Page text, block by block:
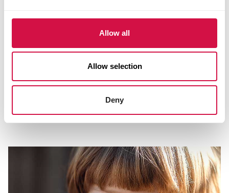
Allow all
Allow selection
Deny
KUIKENTJES
Kuikentjes houden: leuk, schattig en
vooral ook nuttig